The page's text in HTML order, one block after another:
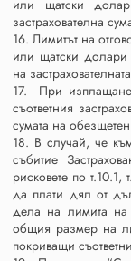
или щатски
застрахователна
16. Лимитът на
или щатски долари
на
17. При изплащане
съответния
сумата на
18. В случай, че
събитие
рисковете по т.10.1,
да плати дял от
дела на лимита на
общия размер на
покриващи